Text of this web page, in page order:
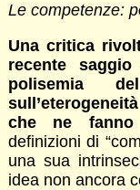
Le competenze:
Una critica
recente
polisemia
che ne
definizioni di
una sua
idea non ancora